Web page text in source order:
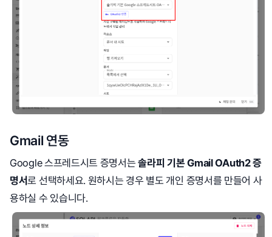
Gmail 연동
Google 스프레드시트 증명서는솔라피 기본 Gmail OAuth2 증
명서로 선택하세요. 원하시는 경우 별도 개인 증명서를 만들어 사
용하실 수 있습니다.